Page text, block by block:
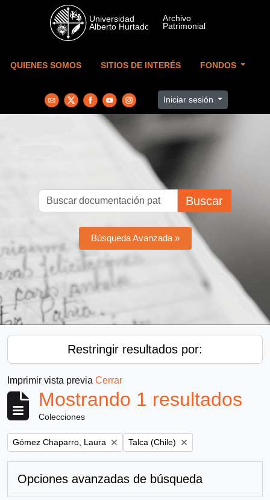
Skip to main content
QUIENES SOMOS SITIOS DE INTERÉS FONDOS
Iniciar sesión
Buscar
Búsqueda Avanzada »
Restringir resultados por:
Imprimir vista previa Cerrar
Mostrando 1 resultados
Colecciones
Remove filter:
Gómez Chaparro, Laura Remove filter:
Talca (Chile)
Opciones avanzadas de búsqueda